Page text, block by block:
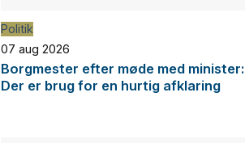
Politik
07 aug 2026
Borgmester efter møde med minister:
Der er brug for en hurtig afklaring